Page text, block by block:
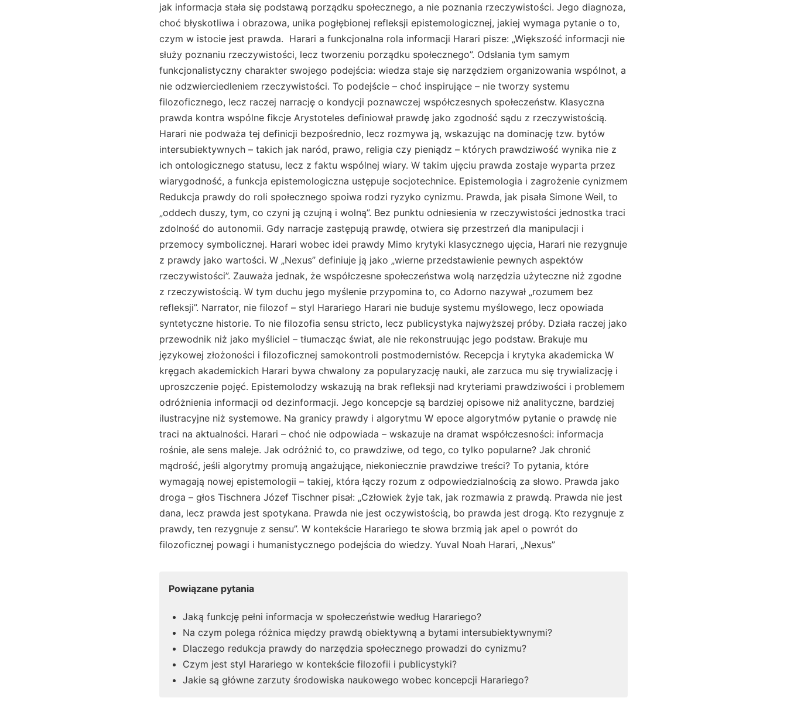
jak informacja stała się podstawą porządku społecznego, a nie poznania rzeczywistości. Jego diagnoza,
choć błyskotliwa i obrazowa, unika pogłębionej refleksji epistemologicznej, jakiej wymaga pytanie o to,
czym w istocie jest prawda. Harari a funkcjonalna rola informacji Harari pisze: „Większość informacji nie
służy poznaniu rzeczywistości, lecz tworzeniu porządku społecznego”. Odsłania tym samym
funkcjonalistyczny charakter swojego podejścia: wiedza staje się narzędziem organizowania wspólnot, a
nie odzwierciedleniem rzeczywistości. To podejście – choć inspirujące – nie tworzy systemu
filozoficznego, lecz raczej narrację o kondycji poznawczej współczesnych społeczeństw. Klasyczna
prawda kontra wspólne fikcje Arystoteles definiował prawdę jako zgodność sądu z rzeczywistością.
Harari nie podważa tej definicji bezpośrednio, lecz rozmywa ją, wskazując na dominację tzw. bytów
intersubiektywnych – takich jak naród, prawo, religia czy pieniądz – których prawdziwość wynika nie z
ich ontologicznego statusu, lecz z faktu wspólnej wiary. W takim ujęciu prawda zostaje wyparta przez
wiarygodność, a funkcja epistemologiczna ustępuje socjotechnice. Epistemologia i zagrożenie cynizmem
Redukcja prawdy do roli społecznego spoiwa rodzi ryzyko cynizmu. Prawda, jak pisała Simone Weil, to
„oddech duszy, tym, co czyni ją czujną i wolną”. Bez punktu odniesienia w rzeczywistości jednostka traci
zdolność do autonomii. Gdy narracje zastępują prawdę, otwiera się przestrzeń dla manipulacji i
przemocy symbolicznej. Harari wobec idei prawdy Mimo krytyki klasycznego ujęcia, Harari nie rezygnuje
z prawdy jako wartości. W „Nexus” definiuje ją jako „wierne przedstawienie pewnych aspektów
rzeczywistości”. Zauważa jednak, że współczesne społeczeństwa wolą narzędzia użyteczne niż zgodne
z rzeczywistością. W tym duchu jego myślenie przypomina to, co Adorno nazywał „rozumem bez
refleksji”. Narrator, nie filozof – styl Harariego Harari nie buduje systemu myślowego, lecz opowiada
syntetyczne historie. To nie filozofia sensu stricto, lecz publicystyka najwyższej próby. Działa raczej jako
przewodnik niż jako myśliciel – tłumacząc świat, ale nie rekonstruując jego podstaw. Brakuje mu
językowej złożoności i filozoficznej samokontroli postmodernistów. Recepcja i krytyka akademicka W
kręgach akademickich Harari bywa chwalony za popularyzację nauki, ale zarzuca mu się trywializację i
uproszczenie pojęć. Epistemolodzy wskazują na brak refleksji nad kryteriami prawdziwości i problemem
odróżnienia informacji od dezinformacji. Jego koncepcje są bardziej opisowe niż analityczne, bardziej
ilustracyjne niż systemowe. Na granicy prawdy i algorytmu W epoce algorytmów pytanie o prawdę nie
traci na aktualności. Harari – choć nie odpowiada – wskazuje na dramat współczesności: informacja
rośnie, ale sens maleje. Jak odróżnić to, co prawdziwe, od tego, co tylko popularne? Jak chronić
mądrość, jeśli algorytmy promują angażujące, niekoniecznie prawdziwe treści? To pytania, które
wymagają nowej epistemologii – takiej, która łączy rozum z odpowiedzialnością za słowo. Prawda jako
droga – głos Tischnera Józef Tischner pisał: „Człowiek żyje tak, jak rozmawia z prawdą. Prawda nie jest
dana, lecz prawda jest spotykana. Prawda nie jest oczywistością, bo prawda jest drogą. Kto rezygnuje z
prawdy, ten rezygnuje z sensu”. W kontekście Harariego te słowa brzmią jak apel o powrót do
filozoficznej powagi i humanistycznego podejścia do wiedzy. Yuval Noah Harari, „Nexus”
Powiązane pytania
Jaką funkcję pełni informacja w społeczeństwie według Harariego?
Na czym polega różnica między prawdą obiektywną a bytami intersubiektywnymi?
Dlaczego redukcja prawdy do narzędzia społecznego prowadzi do cynizmu?
Czym jest styl Harariego w kontekście filozofii i publicystyki?
Jakie są główne zarzuty środowiska naukowego wobec koncepcji Harariego?